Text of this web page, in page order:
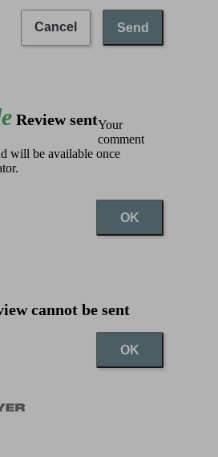
Cancel Send
Review sentYour
comment
will be available once
OK
cannot be sent
OK